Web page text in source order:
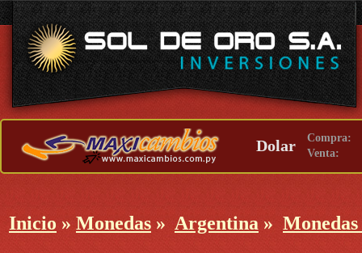
Dolar
Compra:
Venta:
Inicio » Monedas » Argentina »